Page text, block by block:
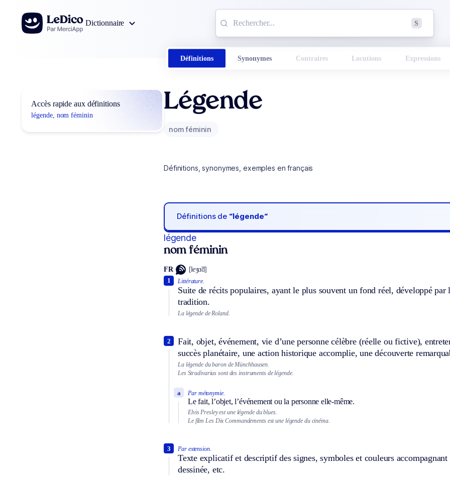
Aller au contenu
Dictionnaire
S
Définitions Synonymes Contraires Locutions Expressions
Accès rapide aux définitions
légende, nom féminin
Légende
nom féminin
Définitions, synonymes, exemples en français
Définitions de “légende“
légende
nom féminin
FR [leʒɑ̃d]
Littérature.
Suite de récits populaires, ayant le plus souvent un fond réel, développé
tradition.
1
La légende de Roland.
Fait, objet, événement, vie d’une personne célèbre (réelle ou fictive),
succès planétaire, une action historique accomplie, une découverte
2
La légende du baron de Münchhausen.
Les Stradivarius sont des instruments de légende.
Par métonymie.
Le fait, l’objet, l’événement ou la personne elle-même.
a
Elvis Presley est une légende du blues.
Le film Les Dix Commandements est une légende du cinéma.
Par extension.
Texte explicatif et descriptif des signes, symboles et couleurs
dessinée, etc.
3